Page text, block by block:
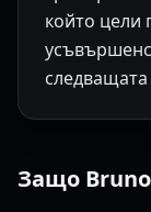
който цели
следващата
Защо Bruno